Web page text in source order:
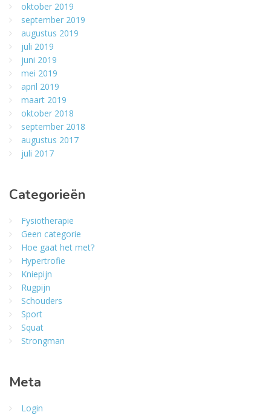
oktober 2019
september 2019
augustus 2019
juli 2019
juni 2019
mei 2019
april 2019
maart 2019
oktober 2018
september 2018
augustus 2017
juli 2017
Categorieën
Fysiotherapie
Geen categorie
Hoe gaat het met?
Hypertrofie
Kniepijn
Rugpijn
Schouders
Sport
Squat
Strongman
Meta
Login